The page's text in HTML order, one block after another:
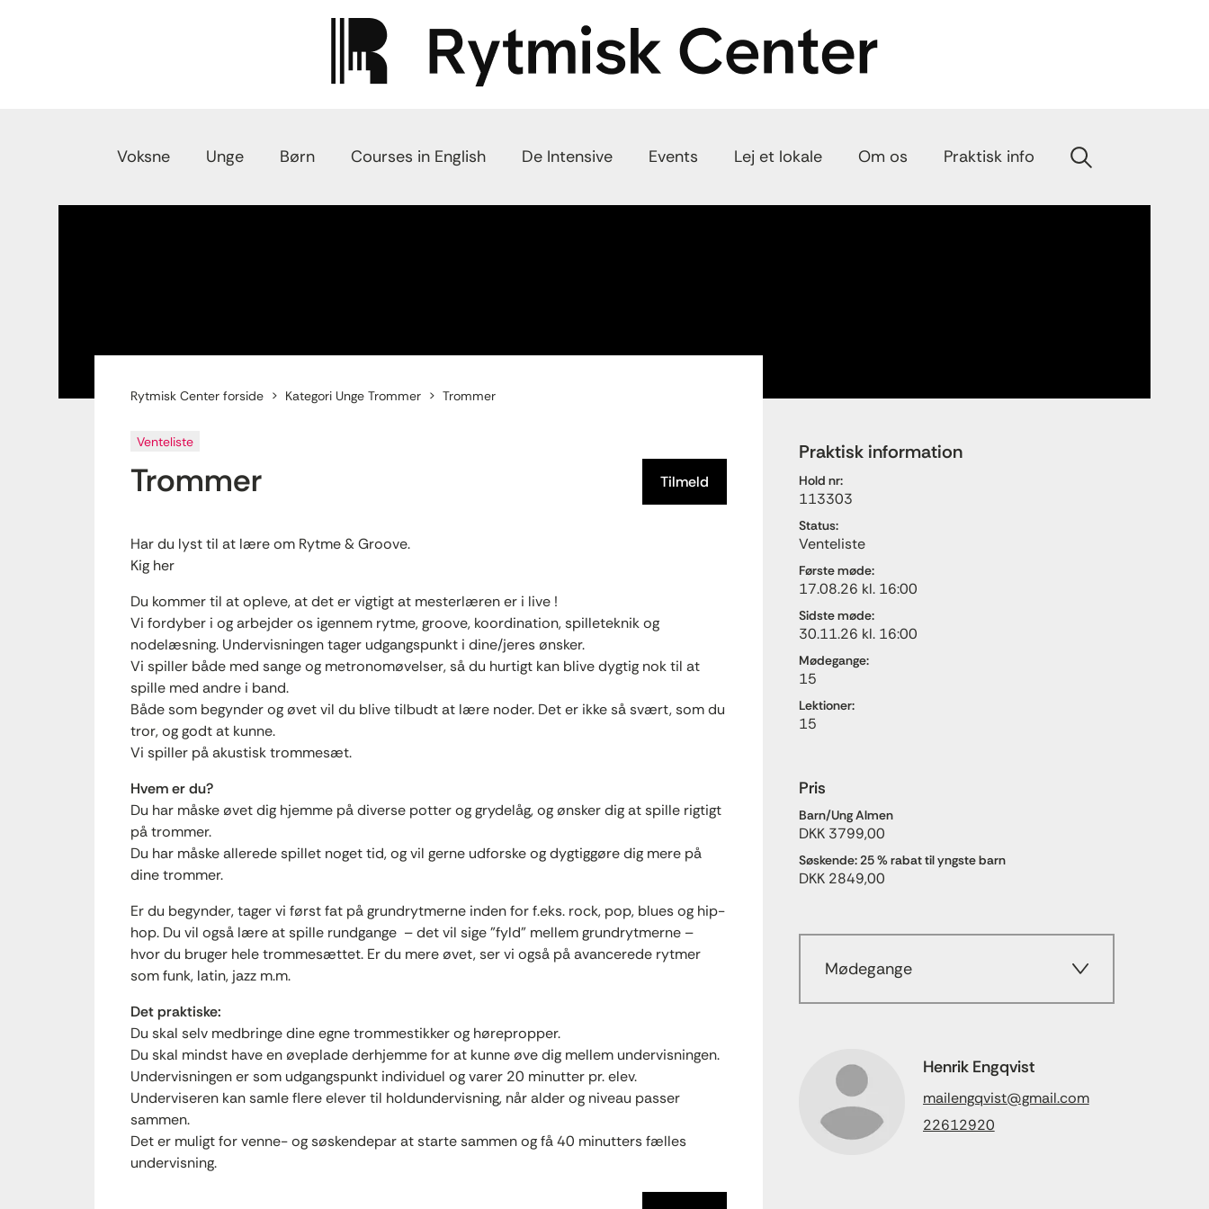
Voksne Unge Børn Courses in English De Intensive Events Lej et lokale Om os Praktisk info
Rytmisk Center forside Kategori Unge Trommer Trommer
Venteliste
Trommer Tilmeld
Har du lyst til at lære om Rytme & Groove.
Kig her
Du kommer til at opleve, at det er vigtigt at mesterlæren er i live !
Vi fordyber i og arbejder os igennem rytme, groove, koordination, spilleteknik og
nodelæsning. Undervisningen tager udgangspunkt i dine/jeres ønsker.
Vi spiller både med sange og metronomøvelser, så du hurtigt kan blive dygtig nok til at
spille med andre i band.
Både som begynder og øvet vil du blive tilbudt at lære noder. Det er ikke så svært, som du
tror, og godt at kunne.
Vi spiller på akustisk trommesæt.
Hvem er du?
Du har måske øvet dig hjemme på diverse potter og grydelåg, og ønsker dig at spille rigtigt
på trommer.
Du har måske allerede spillet noget tid, og vil gerne udforske og dygtiggøre dig mere på
dine trommer.
Er du begynder, tager vi først fat på grundrytmerne inden for f.eks. rock, pop, blues og hip-
hop. Du vil også lære at spille rundgange – det vil sige ”fyld” mellem grundrytmerne –
hvor du bruger hele trommesættet. Er du mere øvet, ser vi også på avancerede rytmer
som funk, latin, jazz m.m.
Det praktiske:
Du skal selv medbringe dine egne trommestikker og hørepropper.
Du skal mindst have en øveplade derhjemme for at kunne øve dig mellem undervisningen.
Undervisningen er som udgangspunkt individuel og varer 20 minutter pr. elev.
Underviseren kan samle flere elever til holdundervisning, når alder og niveau passer
sammen.
Det er muligt for venne- og søskendepar at starte sammen og få 40 minutters fælles
undervisning.
Praktisk information
Hold nr:
113303
Status:
Venteliste
Første møde:
17.08.26 kl. 16:00
Sidste møde:
30.11.26 kl. 16:00
Mødegange:
15
Lektioner:
15
Pris
Barn/Ung Almen
DKK 3799,00
Søskende: 25 % rabat til yngste barn
DKK 2849,00
Mødegange
Henrik Engqvist
mailengqvist@gmail.com
22612920